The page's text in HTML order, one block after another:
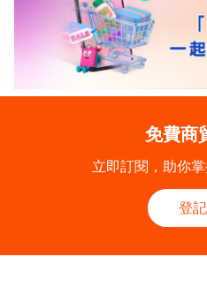
免費商
立即訂閱，助你
登記